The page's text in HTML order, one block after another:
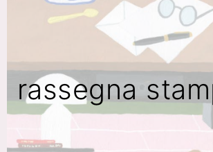
rassegna